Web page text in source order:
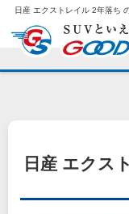
日産 エクストレイル 2年落ち
日産 エクス